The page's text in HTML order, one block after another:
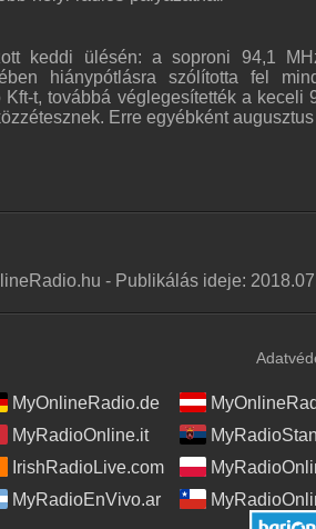
keddi ülésén: a soproni 94,1
hiánypótlásra szólította fel
t, továbbá véglegesítették a keceli
Erre egyébként
- Publikálás ideje:
MyOnlineRadio.de
MyRadioOnline.it
IrishRadioLive.com
MyRadioEnVivo.ar